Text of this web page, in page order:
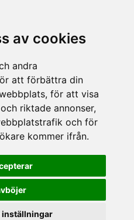
av cookies
andra
att förbättra din
för att visa
riktade annonser,
och för
kommer ifrån.
inställningar